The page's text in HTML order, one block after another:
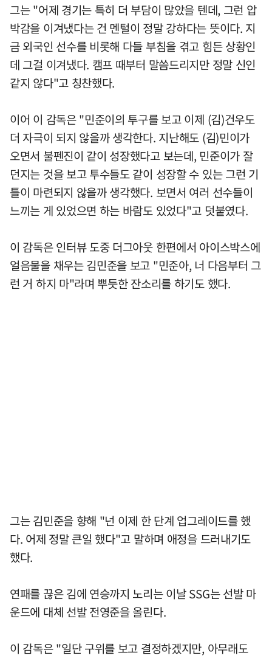
그는 "어제 경기는 특히 더 부담이 많았을 텐데, 그런 압
박감을 이겨냈다는 건 멘털이 정말 강하다는 뜻이다. 지
금 외국인 선수를 비롯해 다들 부침을 겪고 힘든 상황인
데 그걸 이겨냈다. 캠프 때부터 말씀드리지만 정말 신인
같지 않다"고 칭찬했다.
이어 이 감독은 "민준이의 투구를 보고 이제 (김)건우도
더 자극이 되지 않을까 생각한다. 지난해도 (김)민이가
오면서 불펜진이 같이 성장했다고 보는데, 민준이가 잘
던지는 것을 보고 투수들도 같이 성장할 수 있는 그런 기
틀이 마련되지 않을까 생각했다. 보면서 여러 선수들이
느끼는 게 있었으면 하는 바람도 있었다"고 덧붙였다.
이 감독은 인터뷰 도중 더그아웃 한편에서 아이스박스에
얼음물을 채우는 김민준을 보고 "민준아, 너 다음부터 그
런 거 하지 마"라며 뿌듯한 잔소리를 하기도 했다.
그는 김민준을 향해 "넌 이제 한 단계 업그레이드를 했
다. 어제 정말 큰일 했다"고 말하며 애정을 드러내기도
했다.
연패를 끊은 김에 연승까지 노리는 이날 SSG는 선발 마
운드에 대체 선발 전영준을 올린다.
이 감독은 "일단 구위를 보고 결정하겠지만, 아무래도